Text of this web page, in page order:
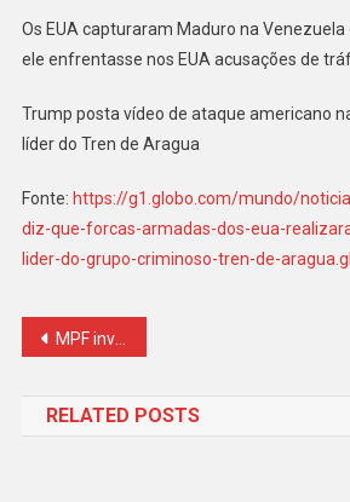
Os EUA capturaram Maduro na
ele enfrentasse nos EUA acusações de
Trump posta vídeo de ataque americano
líder do Tren de Aragua
Fonte: https://g1.globo.com/mundo/
diz-que-forcas-armadas-dos-eua-
lider-do-grupo-criminoso-tren-de-
Navegação
Post
MPF investiga denúncia de assédio moral no Hospital das Forças Armadas
RELATED POSTS